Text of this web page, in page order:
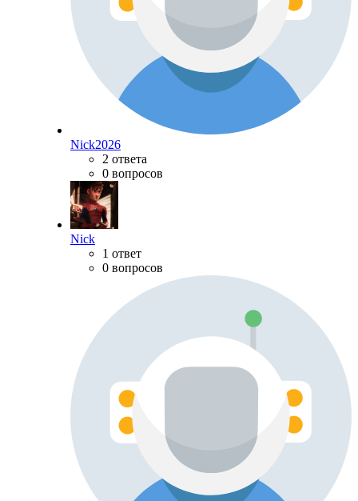
Nick2026
2 ответа
0 вопросов
Nick
1 ответ
0 вопросов